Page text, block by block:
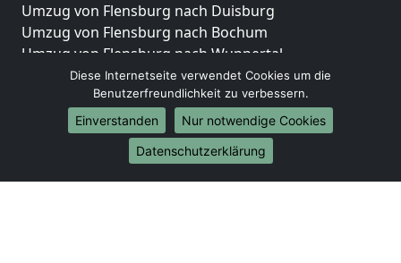
Umzug von Flensburg nach Duisburg
Umzug von Flensburg nach Bochum
Umzug von Flensburg nach Wuppertal
Umzug von Flensburg nach Bielefeld
Umzug von Flensburg nach Bonn
Umzug von Flensburg nach Münster
Internationale-Umzüge
Umzug von Flensburg nach Brasilien
Diese Internetseite verwendet Cookies um die
Benutzerfreundlichkeit zu verbessern.
Einverstanden
Nur notwendige Cookies
Datenschutzerklärung